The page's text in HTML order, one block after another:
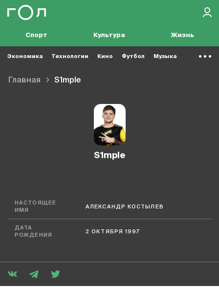
Спорт Культура Жизнь
Экономика Технологии Кино Футбол Музыка
Главная S1mple
S1mple
НАСТОЯЩЕЕ
ИМЯ
АЛЕКСАНДР КОСТЫЛЕВ
ДАТА
РОЖДЕНИЯ
2 ОКТЯБРЯ 1997